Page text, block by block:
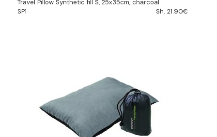
Travel Pillow Synthetic fill S, 25x35cm, charcoal
SP1
Sh. 21.90€